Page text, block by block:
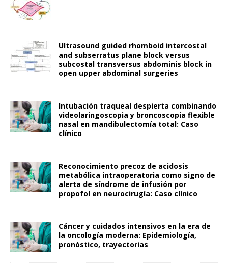
Ultrasound guided rhomboid intercostal
and subserratus plane block versus
subcostal transversus abdominis block in
open upper abdominal surgeries
Intubación traqueal despierta combinando
videolaringoscopia y broncoscopia flexible
nasal en mandibulectomía total: Caso
clínico
Reconocimiento precoz de acidosis
metabólica intraoperatoria como signo de
alerta de síndrome de infusión por
propofol en neurocirugía: Caso clínico
Cáncer y cuidados intensivos en la era de
la oncología moderna: Epidemiología,
pronóstico, trayectorias